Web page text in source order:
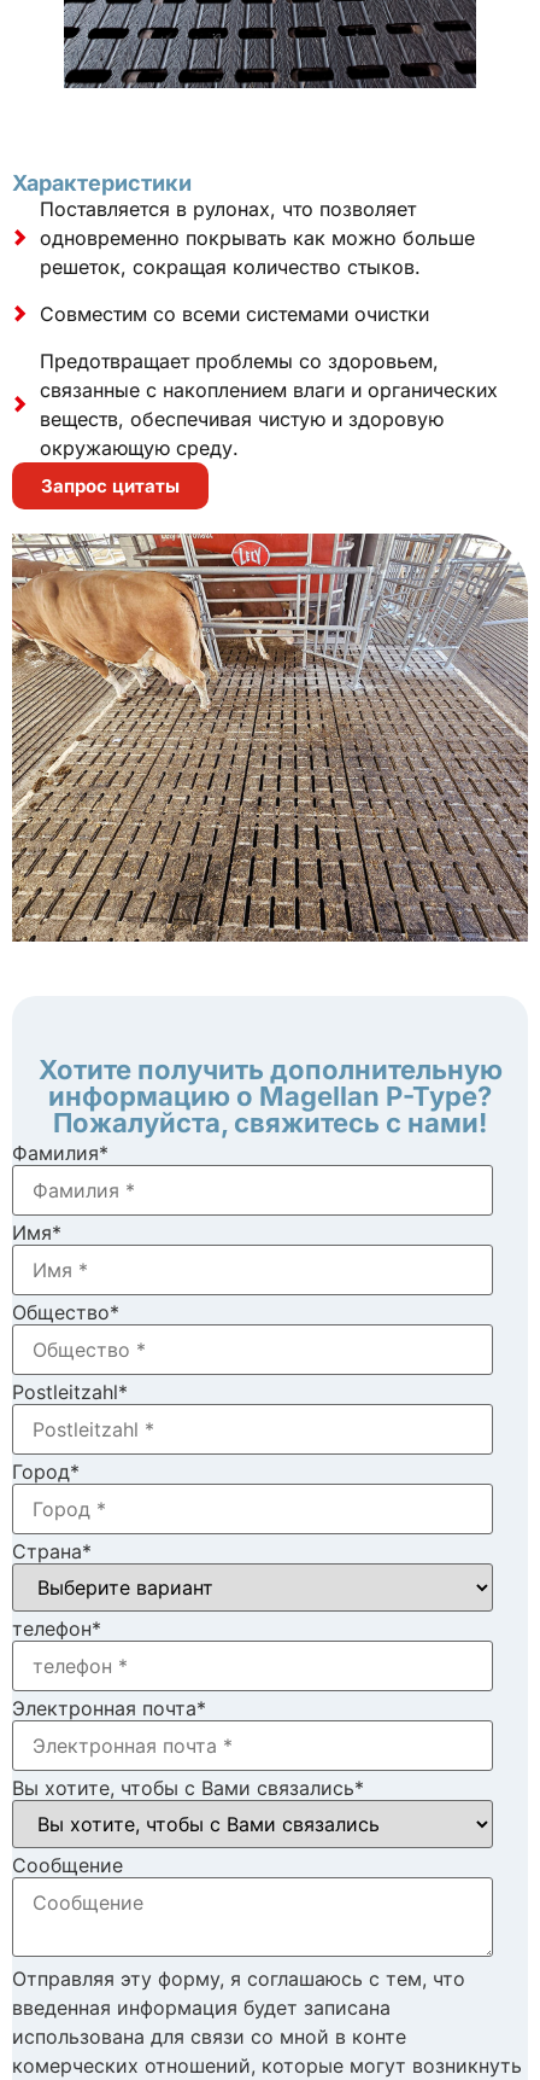
Характеристики
Поставляется в рулонах, что позволяет
одновременно покрывать как можно больше
решеток, сокращая количество стыков.
Совместим со всеми системами очистки
Предотвращает проблемы со здоровьем,
связанные с накоплением влаги и органических
веществ, обеспечивая чистую и здоровую
окружающую среду.
Запрос цитаты
Хотите получить дополнительную
информацию о Magellan P-Type?
Пожалуйста, свяжитесь с нами!
Фамилия*
Имя*
Общество*
Postleitzahl*
Город*
Страна*
телефон*
Электронная почта*
Вы хотите, чтобы с Вами связались*
Cообщение
Отправляя эту форму, я соглашаюсь с тем, что
введенная информация будет записана
использована для связи со мной в конте
комерческих отношений, которые могут возникнуть